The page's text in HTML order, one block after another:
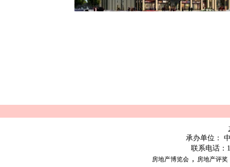
承办单位：
联系电话：
房地产博览会 ， 房地产评奖